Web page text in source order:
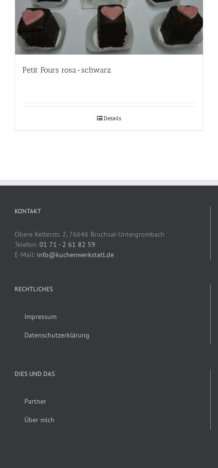
Petit Fours rosa-schwarz
Details
KONTAKT
Obere Kelterstr. 2, 76646 Bruchsal-Untergrombach
Telefon: 01 71 - 2 61 82 59
E-Mail: info@kuchenwerkstatt.de
RECHTLICHES
Impressum
Datenschutzerklärung
DIES UND DAS
Partner
Über mich